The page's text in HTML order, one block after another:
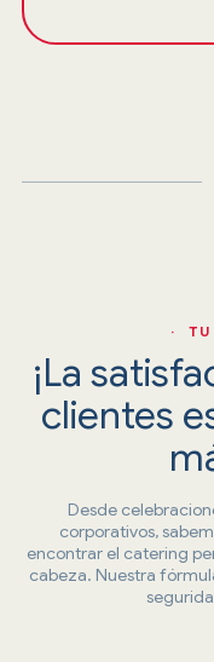
·
¡La
clientes
Desde
corporativos,
encontrar el catering
cabeza. Nuestra